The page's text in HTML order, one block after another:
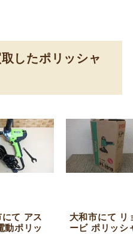
したポリッシャ
て アス
動ポリッ
大和市にて リ
ービ ポリッシ